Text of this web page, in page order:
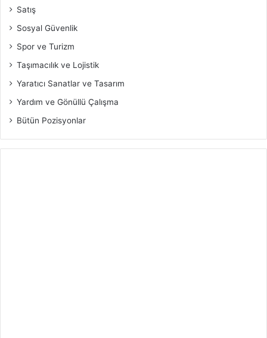
Satış
Sosyal Güvenlik
Spor ve Turizm
Taşımacılık ve Lojistik
Yaratıcı Sanatlar ve Tasarım
Yardım ve Gönüllü Çalışma
Bütün Pozisyonlar